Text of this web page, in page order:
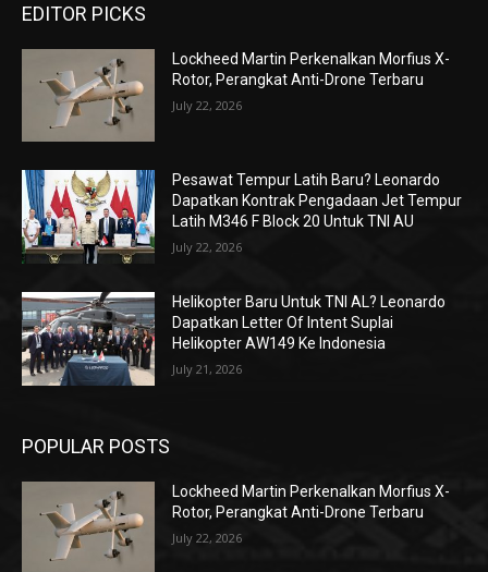
EDITOR PICKS
Lockheed Martin Perkenalkan Morfius X-
Rotor, Perangkat Anti-Drone Terbaru
July 22, 2026
Pesawat Tempur Latih Baru? Leonardo
Dapatkan Kontrak Pengadaan Jet Tempur
Latih M346 F Block 20 Untuk TNI AU
July 22, 2026
Helikopter Baru Untuk TNI AL? Leonardo
Dapatkan Letter Of Intent Suplai
Helikopter AW149 Ke Indonesia
July 21, 2026
POPULAR POSTS
Lockheed Martin Perkenalkan Morfius X-
Rotor, Perangkat Anti-Drone Terbaru
July 22, 2026